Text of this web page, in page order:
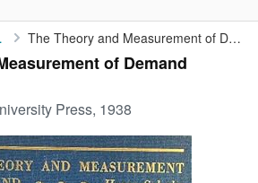
The Theory and Measurement of Demand
of Demand
Press, 1938